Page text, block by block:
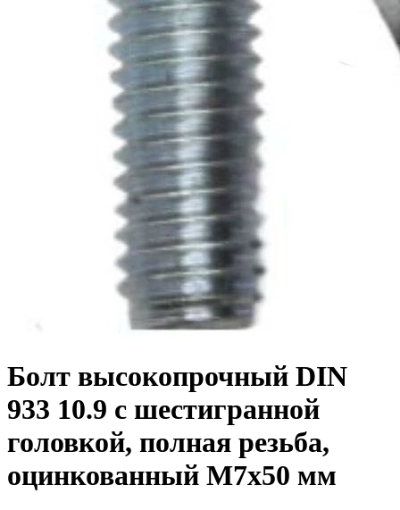
Болт высокопрочный DIN
933 10.9 с шестигранной
головкой, полная резьба,
оцинкованный M7x50 мм